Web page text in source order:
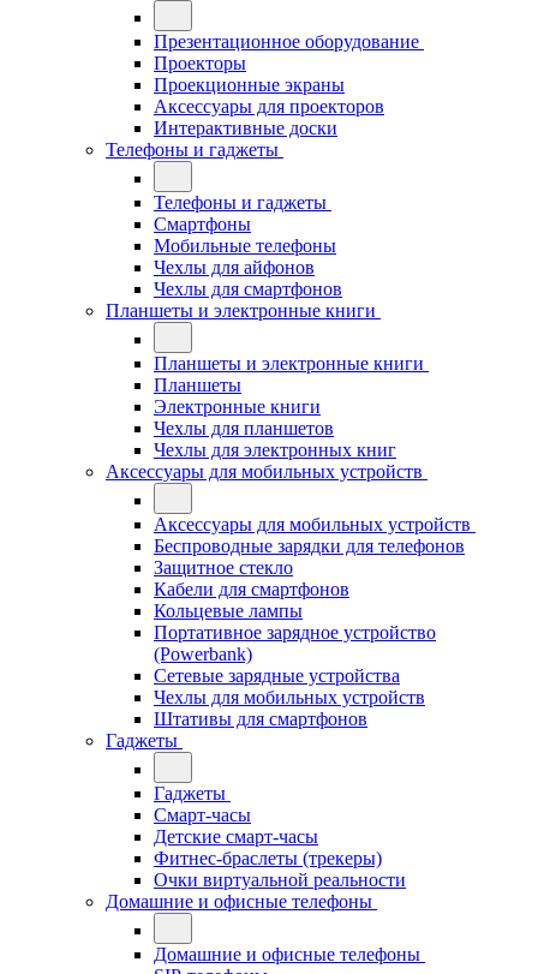
Презентационное оборудование
Проекторы
Проекционные экраны
Аксессуары для проекторов
Интерактивные доски
Телефоны и гаджеты
Телефоны и гаджеты
Смартфоны
Мобильные телефоны
Чехлы для айфонов
Чехлы для смартфонов
Планшеты и электронные книги
Планшеты и электронные книги
Планшеты
Электронные книги
Чехлы для планшетов
Чехлы для электронных книг
Аксессуары для мобильных устройств
Аксессуары для мобильных устройств
Беспроводные зарядки для телефонов
Защитное стекло
Кабели для смартфонов
Кольцевые лампы
Портативное зарядное устройство
(Powerbank)
Сетевые зарядные устройства
Чехлы для мобильных устройств
Штативы для смартфонов
Гаджеты
Гаджеты
Смарт-часы
Детские смарт-часы
Фитнес-браслеты (трекеры)
Очки виртуальной реальности
Домашние и офисные телефоны
Домашние и офисные телефоны